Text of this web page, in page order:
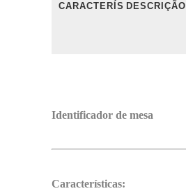
CARACTERÍSTICASDESCRIÇÃO
Identificador de mesa
Características: